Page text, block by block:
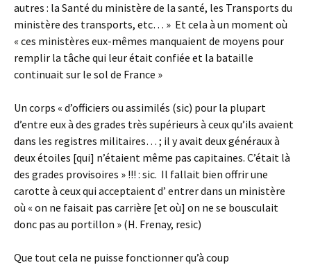
autres : la Santé du ministère de la santé, les Transports du
ministère des transports, etc… » Et cela à un moment où
« ces ministères eux-mêmes manquaient de moyens pour
remplir la tâche qui leur était confiée et la bataille
continuait sur le sol de France »
Un corps « d’officiers ou assimilés (sic) pour la plupart
d’entre eux à des grades très supérieurs à ceux qu’ils avaient
dans les registres militaires… ; il y avait deux généraux à
deux étoiles [qui] n’étaient même pas capitaines. C’était là
des grades provisoires » !!! : sic. Il fallait bien offrir une
carotte à ceux qui acceptaient d’ entrer dans un ministère
où « on ne faisait pas carrière [et où] on ne se bousculait
donc pas au portillon » (H. Frenay, resic)
Que tout cela ne puisse fonctionner qu’à coup